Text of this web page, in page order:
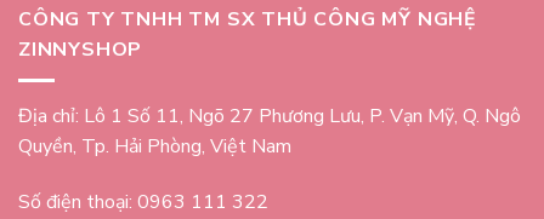
CÔNG TY TNHH TM SX THỦ CÔNG MỸ NGHỆ
ZINNYSHOP
Địa chỉ: Lô 1 Số 11, Ngõ 27 Phương Lưu, P. Vạn Mỹ, Q. Ngô
Quyền, Tp. Hải Phòng, Việt Nam
Số điện thoại: 0963 111 322